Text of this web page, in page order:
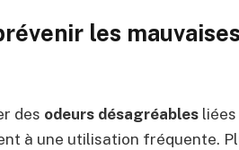
les mauvaises
des odeurs désagréablesliées
à une utilisation fréquente.